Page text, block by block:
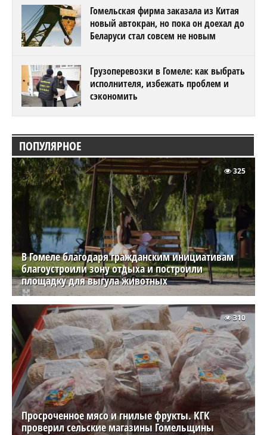
Гомельская фирма заказала из Китая
новый автокран, но пока он доехал до
Беларуси стал совсем не новым
Грузоперевозки в Гомеле: как выбрать
исполнителя, избежать проблем и
сэкономить
ПОПУЛЯРНОЕ
В Гомеле благодаря гражданским инициативам
благоустроили зону отдыха и построили
площадку для выгула животных
325
Просроченное мясо и гнилые фрукты. КГК
проверил сельские магазины Гомельщины
310